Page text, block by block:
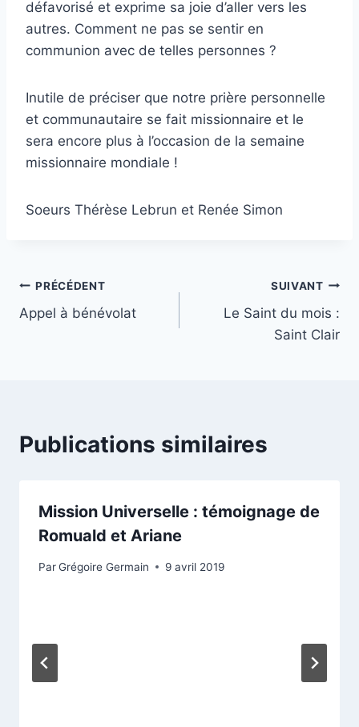
défavorisé et exprime sa joie d’aller vers les
autres. Comment ne pas se sentir en
communion avec de telles personnes ?
Inutile de préciser que notre prière personnelle
et communautaire se fait missionnaire et le
sera encore plus à l’occasion de la semaine
missionnaire mondiale !
Soeurs Thérèse Lebrun et Renée Simon
Navigation
de
PRÉCÉDENT
Appel à bénévolat
SUIVANT
Le Saint du mois :
Saint Clair
Publications similaires
Mission Universelle : témoignage de
Romuald et Ariane
ParGrégoire Germain 9 avril 2019